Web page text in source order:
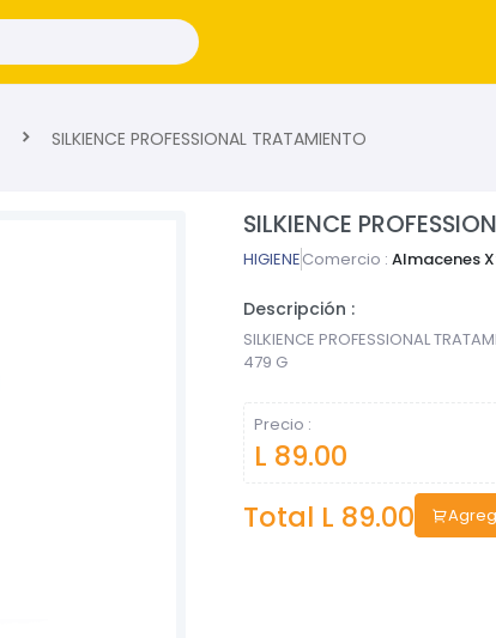
SILKIENCE PROFESSIONAL TRATAMIENTO
SILKIENCE
HIGIENEComercio : Almacenes
Descripción :
SILKIENCE PROFESSIONAL
479 G
Precio :
L 89.00
Total L 89.00